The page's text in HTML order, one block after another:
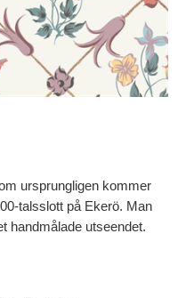
ursprungligen kommer
talsslott på Ekerö. Man
handmålade utseendet.